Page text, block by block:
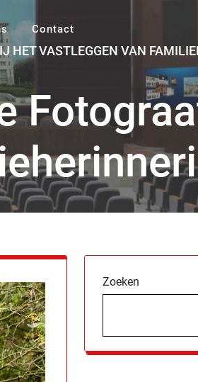
Contact
HET VASTLEGGEN VAN
Zoeken